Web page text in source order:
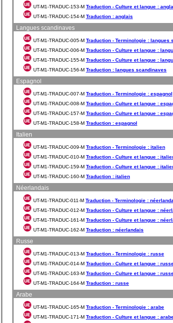
UT-M1-TRADUC-153-M Traduction - Culture et langue :
UT-M1-TRADUC-154-M Traduction : anglais
Langues scandinaves
UT-M1-TRADUC-005-M Traduction - Terminologie : langues
UT-M1-TRADUC-006-M Traduction - Culture et langue :
UT-M1-TRADUC-155-M Traduction - Culture et langue :
UT-M1-TRADUC-156-M Traduction : langues scandinaves
Espagnol
UT-M1-TRADUC-007-M Traduction - Terminologie : espagnol
UT-M1-TRADUC-008-M Traduction - Culture et langue :
UT-M1-TRADUC-157-M Traduction - Culture et langue :
UT-M1-TRADUC-158-M Traduction : espagnol
Italien
UT-M1-TRADUC-009-M Traduction - Terminologie : italien
UT-M1-TRADUC-010-M Traduction - Culture et langue :
UT-M1-TRADUC-159-M Traduction - Culture et langue :
UT-M1-TRADUC-160-M Traduction : italien
Néerlandais
UT-M1-TRADUC-011-M Traduction - Terminologie :
UT-M1-TRADUC-012-M Traduction - Culture et langue :
UT-M1-TRADUC-161-M Traduction - Culture et langue :
UT-M1-TRADUC-162-M Traduction : néerlandais
Russe
UT-M1-TRADUC-013-M Traduction - Terminologie : russe
UT-M1-TRADUC-014-M Traduction - Culture et langue :
UT-M1-TRADUC-163-M Traduction - Culture et langue :
UT-M1-TRADUC-164-M Traduction : russe
Arabe
UT-M1-TRADUC-165-M Traduction - Terminologie : arabe
UT-M1-TRADUC-171-M Traduction - Culture et langue :